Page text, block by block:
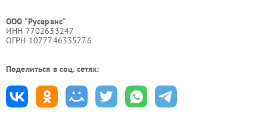
ООО "Русервис"
ИНН 7702633247
ОГРН 1077746335776
Поделиться в соц. сетях: